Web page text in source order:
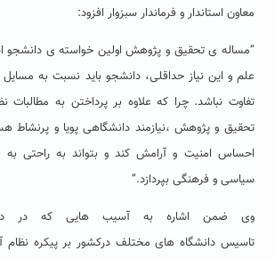
معاون استاندار و فرماندار سبزوار افزود:
“مساله ی تحقیق و پژوهش اولین خواسته ی دانشجو
علم و این نیاز حداقلی، دانشجو باید نسبت به
تفاوت نباشد. چرا که علاوه بر پرداختن به
تحقیق و پژوهش ،نیازمند دانشگاهی پویا و پرنشاط
احساس امنیت و آرامش کند و بتواند به راحتی به
سیاسی و فرهنگی بپردازد.”
وی ضمن اشاره به آسیب هایی که در
تاسیس دانشگاه های مختلف درکشور بر پیکره نظام